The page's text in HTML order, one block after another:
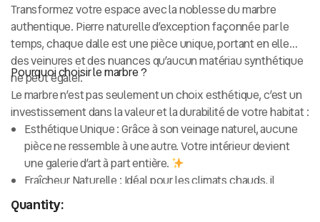
Transformez votre espace avec la noblesse dumarbre
authentique. Pierre naturelle d’exception façonnée par le
temps, chaque dalle est une pièce unique, portant en elle
des veinures et des nuances qu’aucun matériau synthétique
ne peut égaler.
Pourquoi choisir le marbre ?
Le marbre n’est pas seulement un choix esthétique, c’est un
investissement dans la valeur et la durabilité de votre habitat :
Esthétique Unique :Grâce à son veinage naturel, aucune
pièce ne ressemble à une autre. Votre intérieur devient
une galerie d’art à part entière.
Fraîcheur Naturelle : Idéal pour les climats chauds, il
conserve une température agréable au toucher.
Solidité et Longévité :
Quantity: